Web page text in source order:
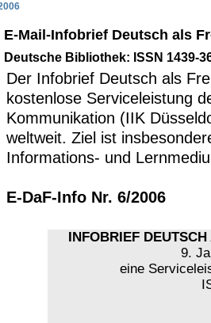
E-Mail-Infobrief Deutsch als
Deutsche Bibliothek: ISSN 1439-
Der Infobrief Deutsch als
kostenlose Serviceleistung
Kommunikation (IIK
weltweit. Ziel ist
Informations- und
E-DaF-Info Nr. 6/2006
INFOBRIEF
9.
eine